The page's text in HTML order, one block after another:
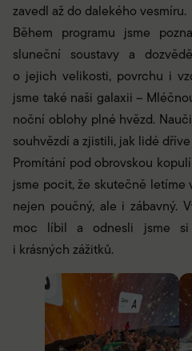
zavedl až do dalekého vesmíru.
Během programu jsme
sluneční soustavy a
o jejich velikosti, povrchu i
jsme také naši galaxii –
noční oblohy plné hvězd.
souhvězdí a zjistili, jak lidé
Promítání pod obrovskou
jsme pocit, že skutečně letíme
nejen poučný, ale i zábavný.
moc líbil a odnesli jsme si
i krásných zážitků.